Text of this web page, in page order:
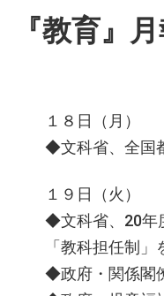
『教育』
１８日（月）
◆文科省、全国
１９日（火）
◆文科省、20年
「教科担任制
◆政府・関係閣